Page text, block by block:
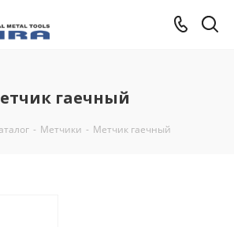
гаечный
- Метчики - Метчик гаечный